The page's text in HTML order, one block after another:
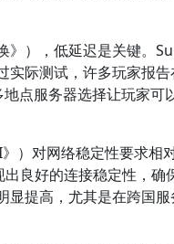
》），低延迟是关键。
实际测试，许多玩家报
点服务器选择让玩家可
）对网络稳定性要求相
良好的连接稳定性，确
显提高，尤其是在跨国